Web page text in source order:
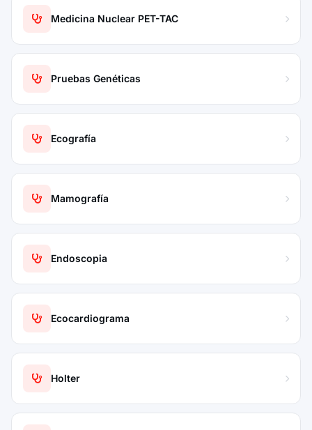
Medicina Nuclear PET-TAC
Pruebas Genéticas
Ecografía
Mamografía
Endoscopia
Ecocardiograma
Holter